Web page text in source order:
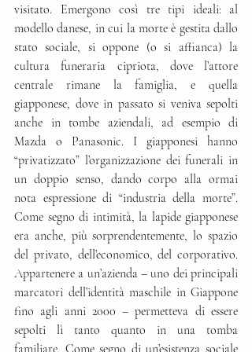
visitato. Emergono così tre tipi ideali: al
modello danese, in cui la morte è gestita dallo
stato sociale, si oppone (o si affianca) la
cultura funeraria cipriota, dove l’attore
centrale rimane la famiglia, e quella
giapponese, dove in passato si veniva sepolti
anche in tombe aziendali, ad esempio di
Mazda o Panasonic. I giapponesi hanno
“privatizzato” l’organizzazione dei funerali in
un doppio senso, dando corpo alla ormai
nota espressione di “industria della morte”.
Come segno di intimità, la lapide giapponese
era anche, più sorprendentemente, lo spazio
del privato, dell’economico, del corporativo.
Appartenere a un’azienda – uno dei principali
marcatori dell’identità maschile in Giappone
fino agli anni 2000 – permetteva di essere
sepolti lì tanto quanto in una tomba